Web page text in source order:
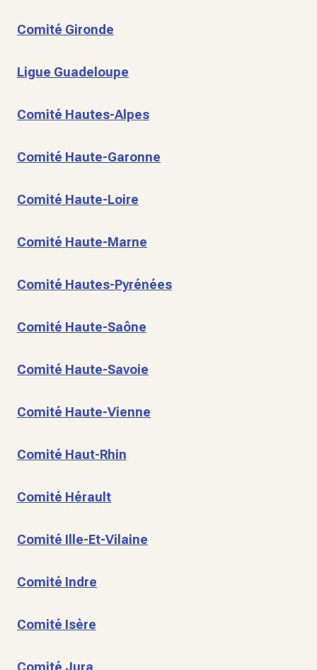
Comité Gironde
Ligue Guadeloupe
Comité Hautes-Alpes
Comité Haute-Garonne
Comité Haute-Loire
Comité Haute-Marne
Comité Hautes-Pyrénées
Comité Haute-Saône
Comité Haute-Savoie
Comité Haute-Vienne
Comité Haut-Rhin
Comité Hérault
Comité Ille-Et-Vilaine
Comité Indre
Comité Isère
Comité Jura